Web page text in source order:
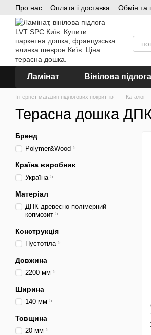
Перейти до основного контенту
Про нас Оплата і доставка Обмін та
Ламінат Вінілова
Інтернет магазин підлогових покриттів Каталог
Терасна дошка
Бренд
Polymer&Wood 5
Країна виробник
Україна 5
Матеріал
ДПК древесно полімерний
копмозит 5
Конструкція
Пустотіла 5
Довжина
2200 мм 5
Ширина
140 мм 5
Товщина
20 мм 5